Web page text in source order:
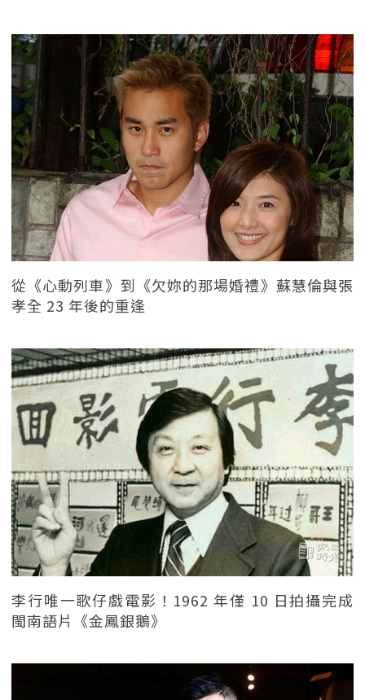
從《心動列車》到《欠妳的那場婚禮》蘇慧倫與張
孝全 23 年後的重逢
李行唯一歌仔戲電影！1962 年僅 10 日拍攝完成
閩南語片《金鳳銀鵝》